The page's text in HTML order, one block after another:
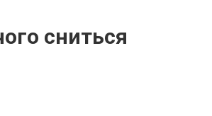
сниться